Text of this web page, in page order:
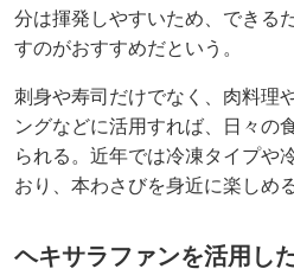
分は揮発しやすいため、できる
すのがおすすめだという。
刺身や寿司だけでなく、肉料理
ングなどに活用すれば、日々の
られる。近年では冷凍タイプや
おり、本わさびを身近に楽しめ
ヘキサラファンを活用し